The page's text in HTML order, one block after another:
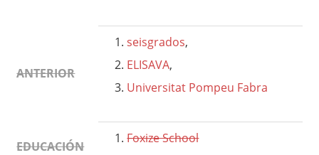
ANTERIOR
seisgrados,
ELISAVA,
Universitat Pompeu Fabra
EDUCACIÓN
Foxize School